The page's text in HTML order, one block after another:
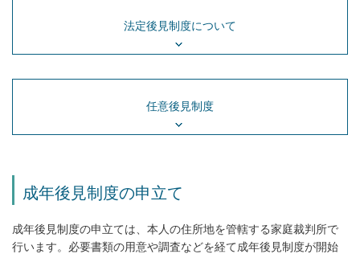
法定後見制度について
任意後見制度
成年後見制度の申立て
成年後見制度の申立ては、本人の住所地を管轄する家庭裁判所で
行います。必要書類の用意や調査などを経て成年後見制度が開始